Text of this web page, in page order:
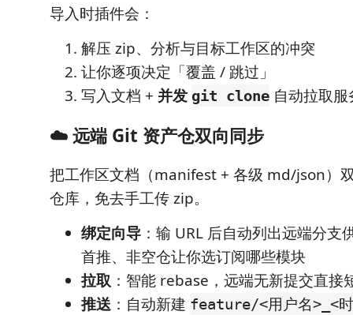
导入时插件会：
解压 zip、分析与目标工作区的冲突
让你逐项决定「覆盖 / 跳过」
写入文档 + 并发 git clone 自动拉取
☁️ 远端 Git 资产仓双向同步
把工作区文档（manifest + 各级 md/json）
仓库，免去手工传 zip。
绑定向导 ：输 URL 后自动列出远端分支
首推、非空仓让你选订阅哪些模块
拉取 ：智能 rebase，远端无新提交直接
推送 ：自动新建 feature/<用户名>_<